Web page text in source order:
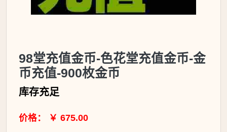
98堂充值金币-色花堂充值金币-金
币充值-900枚金币
库存充足
价格： ￥ 675.00